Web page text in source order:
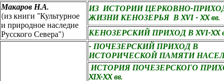
Макаров Н.А.
(из книги "Культурное
и природное наследие
Русского Севера")
ИЗ ИСТОРИИ ЦЕРКОВНО-
ЖИЗНИ КЕНОЗЕРЬЯ В XVI - XX вв.
КЕНОЗЕРСКИЙ ПРИХОД В XVI-XX
- ПОЧЕЗЕРСКИЙ ПРИХОД В
ИСТОРИЧЕСКОЙ ПАМЯТИ
ИСТОРИЯ ПОЧЕЗЕРСКОГО
XIX-XX вв.